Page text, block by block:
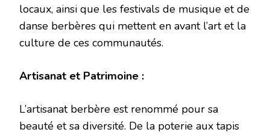
locaux, ainsi que les festivals de musique et de
danse berbères qui mettent en avant l’art et la
culture de ces communautés.
Artisanat et Patrimoine :
L’artisanat berbère est renommé pour sa
beauté et sa diversité. De la poterie aux tapis